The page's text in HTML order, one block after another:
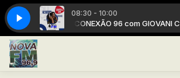
08:30 - 10:00
CONEXÃO 96 com GIOVANI CEZAR
A Rádio da cidade